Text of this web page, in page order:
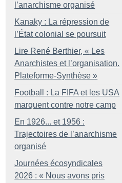
l’anarchisme organisé
Kanaky : La répression de
l’État colonial se poursuit
Lire René Berthier, « Les
Anarchistes et l’organisation.
Plateforme-Synthèse »
Football : La FIFA et les USA
marquent contre notre camp
En 1926... et 1956 :
Trajectoires de l’anarchisme
organisé
Journées écosyndicales
2026 : « Nous avons pris